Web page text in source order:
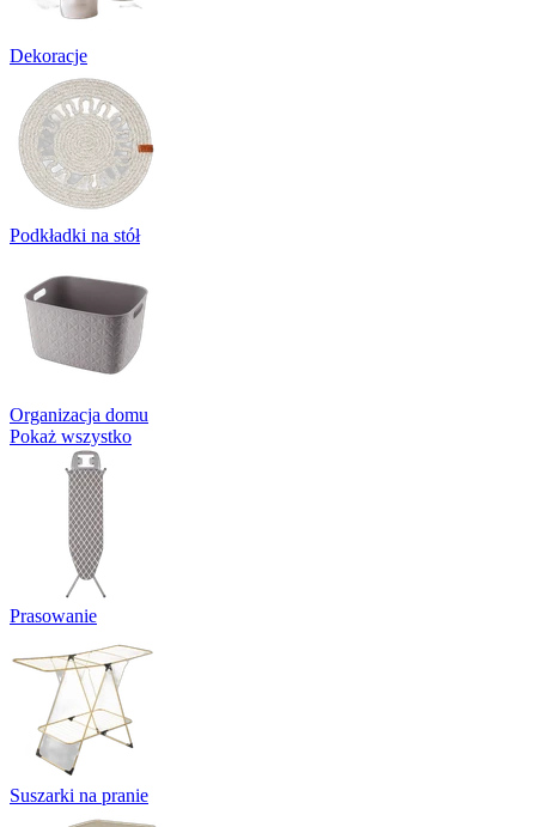
Dekoracje
Podkładki na stół
Organizacja domu
Pokaż wszystko
Prasowanie
Suszarki na pranie